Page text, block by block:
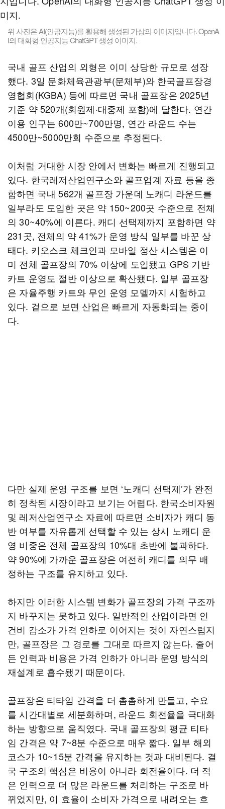
위 사진은 AI(인공지능)를 활용해 생성된 가상의 이미지입니다. OpenA
I의 대화형 인공지능 ChatGPT 생성 이미지.
국내 골프 산업의 외형은 이미 상당한 규모로 성장
했다. 3일 문화체육관광부(문체부)와 한국골프장경
영협회(KGBA) 등에 따르면 국내 골프장은 2025년
기준 약 520개(회원제·대중제 포함)에 달한다. 연간
이용 인구는 600만~700만명, 연간 라운드 수는
4500만~5000만회 수준으로 추정된다.
이처럼 거대한 시장 안에서 변화는 빠르게 진행되고
있다. 한국레저산업연구소와 골프업계 자료 등을 종
합하면 국내 562개 골프장 가운데 노캐디 라운드를
일부라도 도입한 곳은 약 150~200곳 수준으로 전체
의 30~40%에 이른다. 캐디 선택제까지 포함하면 약
231곳, 전체의 약 41%가 운영 방식 일부를 바꾼 상
태다. 키오스크 체크인과 모바일 정산 시스템은 이
미 전체 골프장의 70% 이상에 도입됐고 GPS 기반
카트 운영도 절반 이상으로 확산됐다. 일부 골프장
은 자율주행 카트와 무인 운영 모델까지 시험하고
있다. 겉으로 보면 산업은 빠르게 자동화되는 중이
다.
다만 실제 운영 구조를 보면 ‘노캐디 선택제’가 완전
히 정착된 시장이라고 보기는 어렵다. 한국소비자원
및 레저산업연구소 자료에 따르면 소비자가 캐디 동
반 여부를 자유롭게 선택할 수 있는 상시 노캐디 운
영 비중은 전체 골프장의 10%대 초반에 불과하다.
약 90%에 가까운 골프장은 여전히 캐디를 의무 배
정하는 구조를 유지하고 있다.
하지만 이러한 시스템 변화가 골프장의 가격 구조까
지 바꾸지는 못하고 있다. 일반적인 산업이라면 인
건비 감소가 가격 인하로 이어지는 것이 자연스럽지
만, 골프장은 그 경로를 그대로 따르지 않는다. 줄어
든 인력과 비용은 가격 인하가 아니라 운영 방식의
재설계로 흡수됐기 때문이다.
골프장은 티타임 간격을 더 촘촘하게 만들고, 수요
를 시간대별로 세분화하며, 라운드 회전율을 극대화
하는 방향으로 움직였다. 국내 골프장의 평균 티타
임 간격은 약 7~8분 수준으로 매우 짧다. 일부 해외
코스가 10~15분 간격을 유지하는 것과 대비된다. 결
국 구조의 핵심은 비용이 아니라 회전율이다. 더 적
은 인력으로 더 많은 라운드를 처리하는 구조로 바
뀌었지만, 이 효율이 소비자 가격으로 내려오는 흐